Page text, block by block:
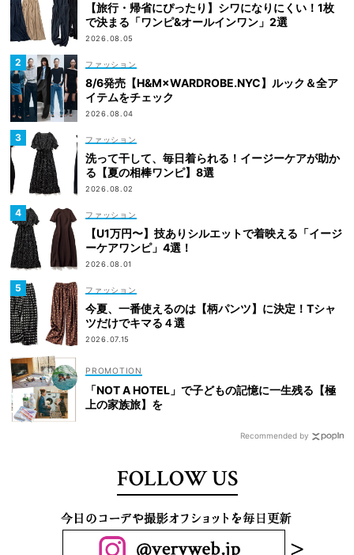
【旅行・帰省にぴったり】シワになりにくい！1枚
で決まる「ワンピ&オールインワン」2選
2026.08.05
ファッション
8/6発売【H&M×WARDROBE.NYC】ルック＆全ア
イテムをチェック
2026.08.04
ファッション
洗って干して、毎日着られる！イージーケアが助か
る【夏の相棒ワンピ】8選
2026.08.02
ファッション
【U1万円〜】技ありシルエットで着映える「イージ
ーケアワンピ」4選！
2026.08.01
ファッション
今夏、一番使えるのは【柄パンツ】に決定！Tシャ
ツだけでキマる４選
2026.07.15
「NOT A HOTEL」で子どもの記憶に一生残る【極
上の家族旅】を
Recommended by
FOLLOW US